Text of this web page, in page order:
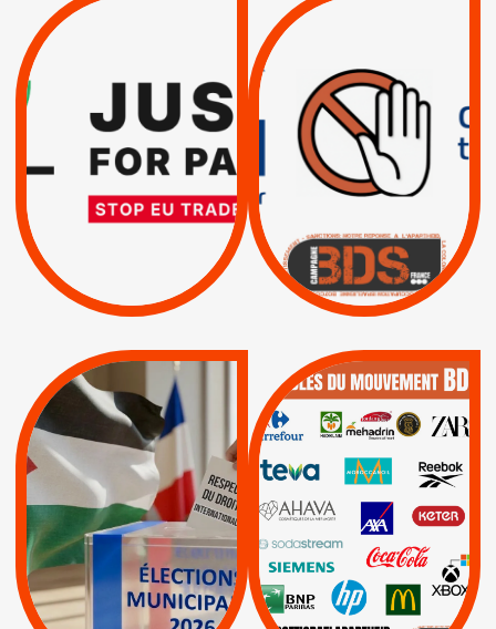
VIOLATIONS DES
SUSPENSION
TOTALE DE
L’ACCORD
D’ASSOCIATION UE-
ISRAËL
| Actus Pétitions
RESPECT DU DROIT
INTERNATIONAL ?
TRUMP, MACRON :
MÊME COMBAT
| Actus |
| Boycott militaire |
Lettres d'interpellation
MUNICIPALES 2026 :
JE VOTE POUR LE
RESPECT DU DROIT
INTERNATIONAL EN
PALESTINE
APPELS | Actus |
Espaces Sans
Apartheid
| Lettres d'interpellation
QUE BOYCOTTER ?
BOYCOTT /
AXA BNP | CAF |
Carrefour | HP |
Keter |
Livres et brochures |
Mehadrin | PUMA
Sodastream |